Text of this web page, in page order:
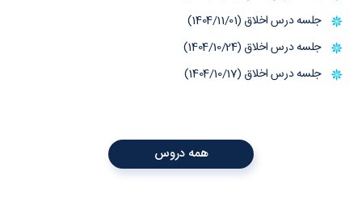
جلسه درس اخلاق (1404/11/01)
جلسه درس اخلاق (1404/10/24)
جلسه درس اخلاق (1404/10/17)
همه دروس